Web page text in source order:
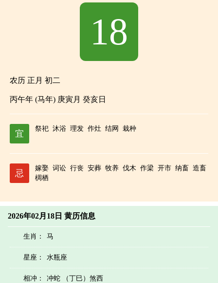
18
农历 正月 初二
丙午年 (马年) 庚寅月 癸亥日
宜
祭祀 沐浴 理发 作灶 结网 栽种
忌
嫁娶 词讼 行丧 安葬 牧养 伐木 作梁 开市 纳畜 造畜
椆栖
2026年02月18日 黄历信息
生肖： 马
星座： 水瓶座
相冲： 冲蛇 （丁巳）煞西